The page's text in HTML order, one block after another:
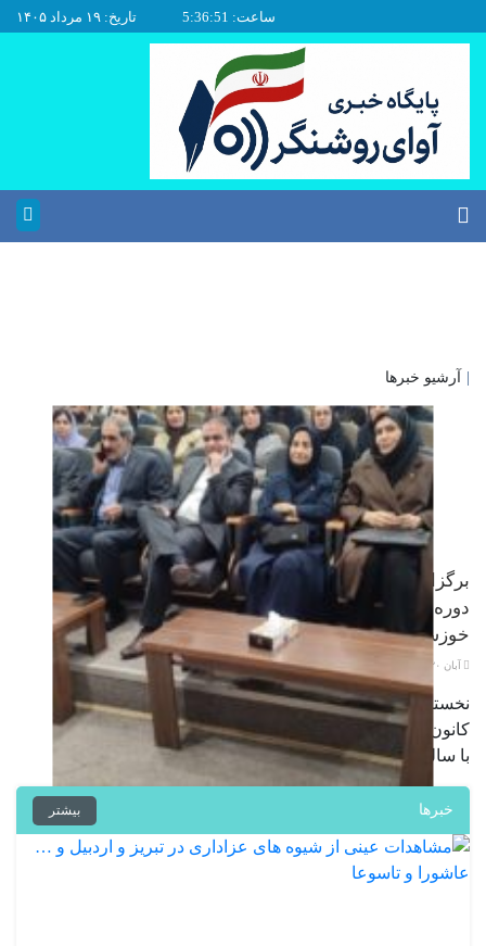
ساعت: 5:36:51 تاریخ: ۱۹ مرداد ۱۴۰۵
آرشیو خبرها
برگزاری نخستین جلسه هیئت مدیره
دوره دوازدهم کانون وکلای دادگستری
خوزستان
آبان ۲۰, ۱۴۰۴
نخستین جلسه هیئت مدیره دوره دوازدهم
کانون وکلای دادگستری خوزستان، همزمان
با سالروز تأسیس این …
خبرها بیشتر